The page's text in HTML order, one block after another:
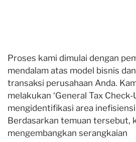
Proses kami dimulai dengan
mendalam atas model bisnis
transaksi perusahaan Anda.
melakukan ‘General Tax Check-
mengidentifikasi area
Berdasarkan temuan tersebut,
mengembangkan serangkaian